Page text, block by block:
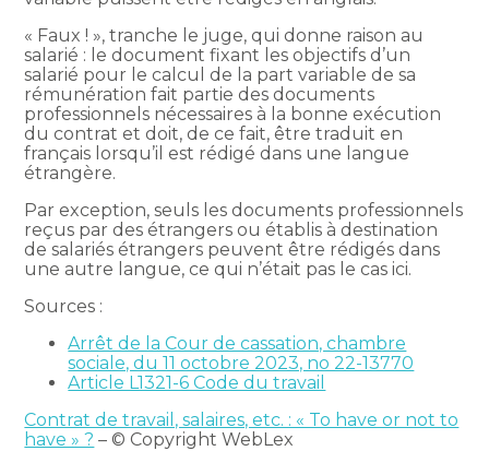
« Faux ! », tranche le juge, qui donne raison au
salarié : le document fixant les objectifs d’un
salarié pour le calcul de la part variable de sa
rémunération fait partie des documents
professionnels nécessaires à la bonne exécution
du contrat et doit, de ce fait, être traduit en
français lorsqu’il est rédigé dans une langue
étrangère.
Par exception, seuls les documents professionnels
reçus par des étrangers ou établis à destination
de salariés étrangers peuvent être rédigés dans
une autre langue, ce qui n’était pas le cas ici.
Sources :
Arrêt de la Cour de cassation, chambre
sociale, du 11 octobre 2023, no 22-13770
Article L1321-6 Code du travail
Contrat de travail, salaires, etc. : « To have or not to
have » ? – © Copyright WebLex